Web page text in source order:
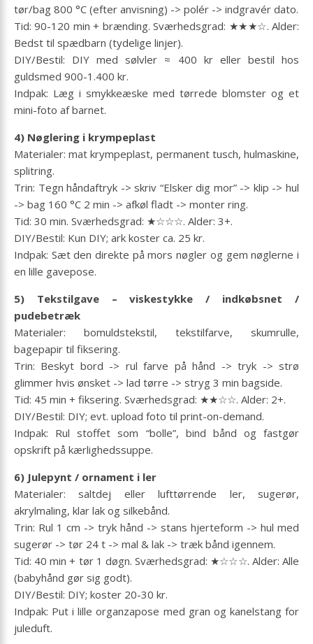
tør/bag 800 °C (efter anvisning) -> polér -> indgravér dato.
Tid: 90-120 min + brænding. Sværhedsgrad: ★★★☆. Alder:
Bedst til spædbarn (tydelige linjer).
DIY/Bestil: DIY med sølvler ≈ 400 kr eller bestil hos
guldsmed 900-1.400 kr.
Indpak: Læg i smykkeæske med tørrede blomster og et
mini-foto af barnet.
4) Nøglering i krympeplast
Materialer: mat krympeplast, permanent tusch, hulmaskine,
splitring.
Trin: Tegn håndaftryk -> skriv “Elsker dig mor” -> klip -> hul
-> bag 160 °C 2 min -> afkøl fladt -> monter ring.
Tid: 30 min. Sværhedsgrad: ★☆☆☆. Alder: 3+.
DIY/Bestil: Kun DIY; ark koster ca. 25 kr.
Indpak: Sæt den direkte på mors nøgler og gem nøglerne i
en lille gavepose.
5) Tekstilgave – viskestykke / indkøbsnet /
pudebetræk
Materialer: bomuldstekstil, tekstilfarve, skumrulle,
bagepapir til fiksering.
Trin: Beskyt bord -> rul farve på hånd -> tryk -> strø
glimmer hvis ønsket -> lad tørre -> stryg 3 min bagside.
Tid: 45 min + fiksering. Sværhedsgrad: ★★☆☆. Alder: 2+.
DIY/Bestil: DIY; evt. upload foto til print-on-demand.
Indpak: Rul stoffet som “bolle”, bind bånd og fastgør
opskrift på kærlighedssuppe.
6) Julepynt / ornament i ler
Materialer: saltdej eller lufttørrende ler, sugerør,
akrylmaling, klar lak og silkebånd.
Trin: Rul 1 cm -> tryk hånd -> stans hjerteform -> hul med
sugerør -> tør 24 t -> mal & lak -> træk bånd igennem.
Tid: 40 min + tør 1 døgn. Sværhedsgrad: ★☆☆☆. Alder: Alle
(babyhånd gør sig godt).
DIY/Bestil: DIY; koster 20-30 kr.
Indpak: Put i lille organzapose med gran og kanelstang for
juleduft.